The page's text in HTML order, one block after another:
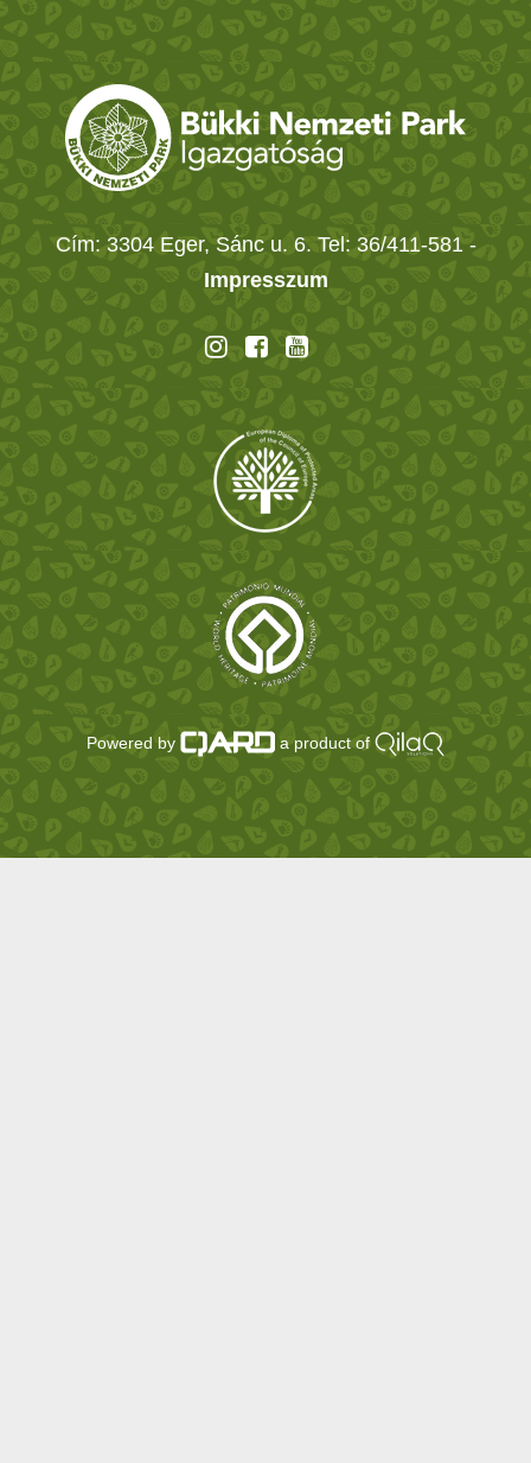
Cím: 3304 Eger, Sánc u. 6. Tel: 36/411-581 -
Impresszum
Powered by a product of